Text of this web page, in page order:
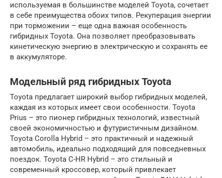
используемая в большинстве моделей Toyota, сочетает
в себе преимущества обоих типов. Рекуперация энергии
при торможении – еще одна важная особенность
гибридных Toyota. Она позволяет преобразовывать
кинетическую энергию в электрическую и сохранять ее
в аккумуляторе.
Модельный ряд гибридных Toyota
Toyota предлагает широкий выбор гибридных моделей,
каждая из которых имеет свои особенности. Toyota
Prius – это пионер гибридных технологий, известный
своей экономичностью и футуристичным дизайном.
Toyota Corolla Hybrid – это практичный и надежный
автомобиль, идеально подходящий для повседневных
поездок. Toyota C-HR Hybrid – это стильный и
современный кроссовер, который привлекает